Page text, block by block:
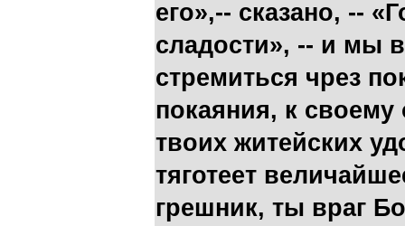
его»,-- сказано, --
сладости», -- и мы
стремиться чрез
покаяния, к своему
твоих житейских
тяготеет
грешник, ты враг